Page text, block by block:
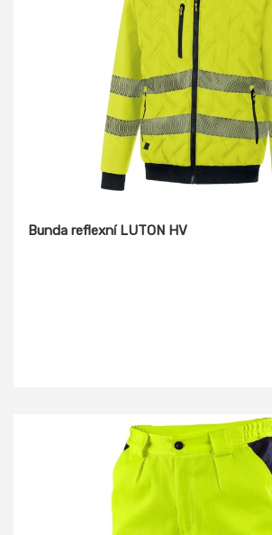
Bunda reflexní LUTON HV